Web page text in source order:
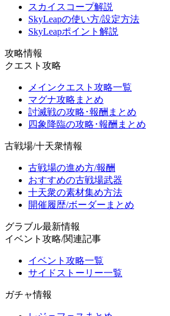
スカイスコープ解説
SkyLeapの使い方/設定方法
SkyLeapポイント解説
攻略情報
クエスト攻略
メインクエスト攻略一覧
マグナ攻略まとめ
討滅戦の攻略･報酬まとめ
四象降臨の攻略･報酬まとめ
古戦場/十天衆情報
古戦場の進め方/報酬
おすすめの古戦場武器
十天衆の素材集め方法
開催履歴/ボーダーまとめ
グラブル最新情報
イベント攻略/関連記事
イベント攻略一覧
サイドストーリー一覧
ガチャ情報